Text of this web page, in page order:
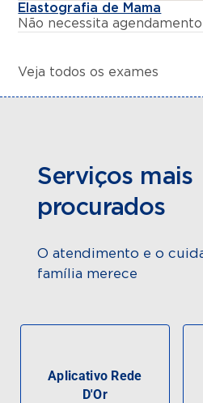
Elastografia de Mama
Não necessita agendamento
Veja todos os exames
Serviços mais
procurados
O atendimento e o
família merece
Aplicativo Rede
D'Or